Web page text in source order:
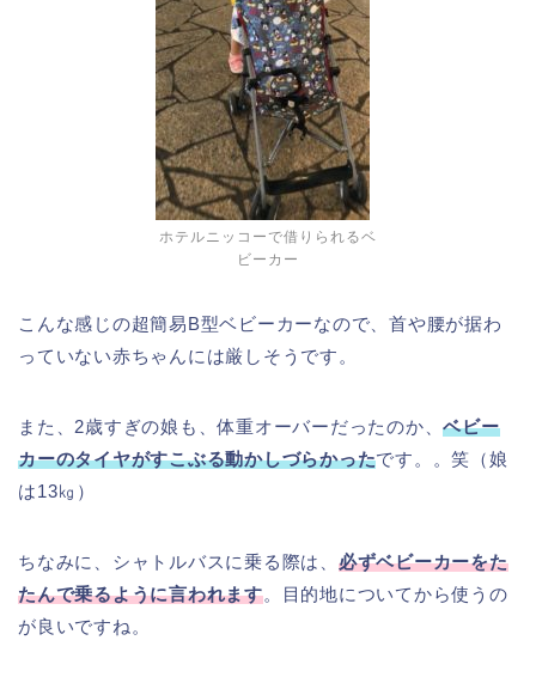
ホテルニッコーで借りられるベ
ビーカー
こんな感じの超簡易B型ベビーカーなので、首や腰が据わ
っていない赤ちゃんには厳しそうです。
また、2歳すぎの娘も、体重オーバーだったのか、ベビー
カーのタイヤがすこぶる動かしづらかったです。。笑（娘
は13㎏）
ちなみに、シャトルバスに乗る際は、 必ずベビーカーをた
たんで乗るように言われます。目的地についてから使うの
が良いですね。